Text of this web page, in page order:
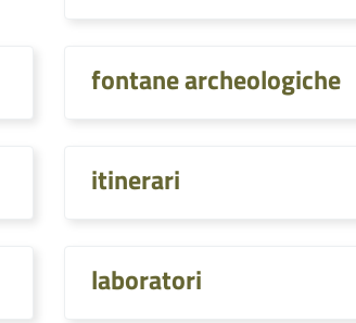
fontane archeologiche
itinerari
laboratori